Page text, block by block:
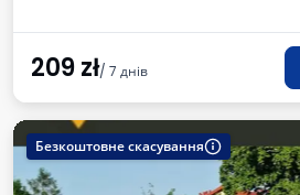
ПДВ
209zł/ 7 днів
Безкоштовне скасування